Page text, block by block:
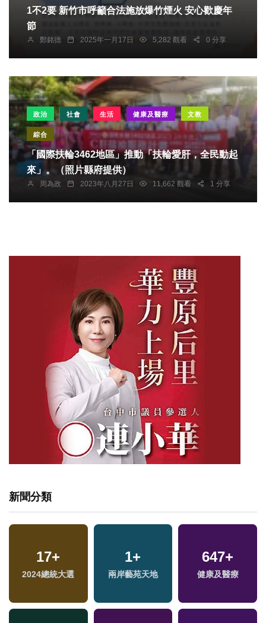
1不2要 新竹市呼籲合法施放爆竹煙火 安心歡慶年
節
鄭銘德 2025年一月17日 5,282 觀看 0 分享
政治 社會 生活 健康及醫療 文教
綜合
「國際扶輪3462地區」推動「扶輪愛肝，全民動起
來」。（照片縣府提供）
周為政 2023年八月27日 11,662 觀看 1 分享
新聞分類
17+
2024總統大選
1+
兩岸藝苑天地
647+
健康及醫療